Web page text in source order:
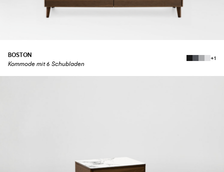
BOSTON
Kommode mit 6 Schubladen
+1